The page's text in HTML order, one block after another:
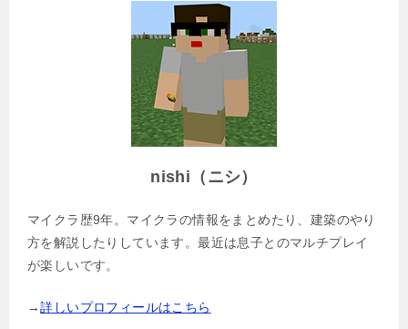
nishi（ニシ）
マイクラ歴9年。マイクラの情報をまとめたり、建築のやり
方を解説したりしています。最近は息子とのマルチプレイ
が楽しいです。
→詳しいプロフィールはこちら